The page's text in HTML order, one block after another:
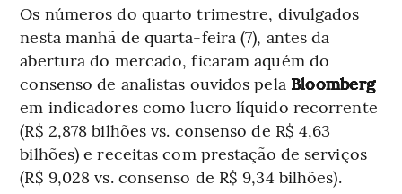
Os números do quarto trimestre, divulgados
nesta manhã de quarta-feira (7), antes da
abertura do mercado, ficaram aquém do
consenso de analistas ouvidos pela Bloomberg
em indicadores como lucro líquido recorrente
(R$ 2,878 bilhões vs. consenso de R$ 4,63
bilhões) e receitas com prestação de serviços
(R$ 9,028 vs. consenso de R$ 9,34 bilhões).